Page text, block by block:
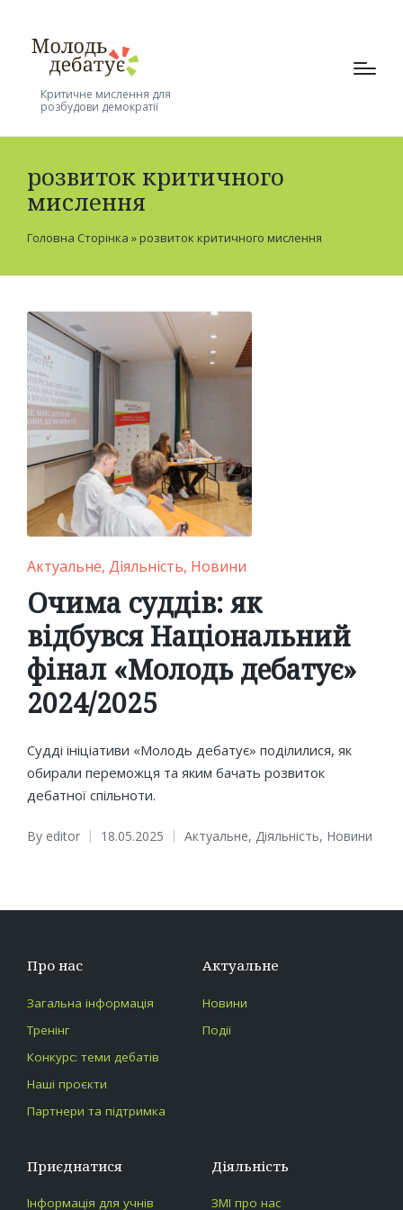
Критичне мислення для
розбудови демократії
розвиток критичного
мислення
Головна Сторінка » розвиток критичного мислення
Posted
in
Актуальне Діяльність Новини
Очима суддів: як
відбувся Національний
фінал «Молодь дебатує»
2024/2025
Судді ініціативи «Молодь дебатує» поділилися, як
обирали переможця та яким бачать розвиток
дебатної спільноти.
Posted
By editor 18.05.2025
Posted
Актуальне, Діяльність, Новини
Про нас
Загальна інформація
Тренінг
Конкурс: теми дебатів
Наші проєкти
Партнери та підтримка
Актуальне
Новини
Події
Приєднатися
Інформація для учнів
Діяльність
ЗМІ про нас